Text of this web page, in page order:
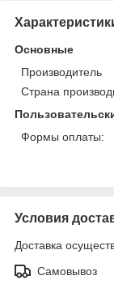
Основные
Производитель
Страна
Формы оплаты:
Условия
Доставка
Самовывоз